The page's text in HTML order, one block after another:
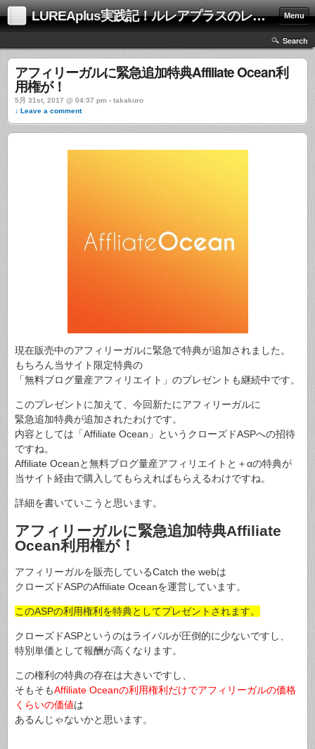
LUREAplus実践記！ルレアプラスのレビューサイト！ Menu
Search
アフィリーガルに緊急追加特典Affiliate Ocean利
用権が！
5月 31st, 2017 @ 04:37 pm › takakuro
↓ Leave a comment
現在販売中のアフィリーガルに緊急で特典が追加されました。
もちろん当サイト限定特典の
「無料ブログ量産アフィリエイト」のプレゼントも継続中です。
このプレゼントに加えて、今回新たにアフィリーガルに
緊急追加特典が追加されたわけです。
内容としては「Affiliate Ocean」というクローズドASPへの招待
ですね。
Affiliate Oceanと無料ブログ量産アフィリエイトと＋αの特典が
当サイト経由で購入してもらえればもらえるわけですね。
詳細を書いていこうと思います。
アフィリーガルに緊急追加特典Affiliate
Ocean利用権が！
アフィリーガルを販売しているCatch the webは
クローズドASPのAffiliate Oceanを運営しています。
このASPの利用権利を特典としてプレゼントされます。
クローズドASPというのはライバルが圧倒的に少ないですし、
特別単価として報酬が高くなります。
この権利の特典の存在は大きいですし、
そもそもAffiliate Oceanの利用権利だけでアフィリーガルの価格
くらいの価値は
あるんじゃないかと思います。